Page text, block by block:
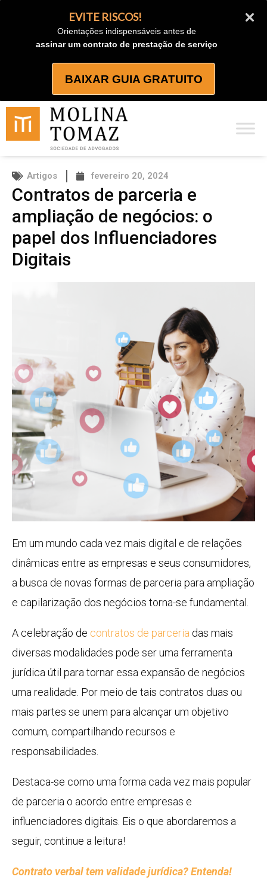
EVITE RISCOS!
Orientações indispensáveis antes de
assinar um contrato de prestação de serviço
BAIXAR GUIA GRATUITO
Artigos fevereiro 20, 2024
Contratos de parceria e
ampliação de negócios: o
papel dos Influenciadores
Digitais
Em um mundo cada vez mais digital e de relações
dinâmicas entre as empresas e seus consumidores,
a busca de novas formas de parceria para ampliação
e capilarização dos negócios torna-se fundamental.
A celebração de contratos de parceria das mais
diversas modalidades pode ser uma ferramenta
jurídica útil para tornar essa expansão de negócios
uma realidade. Por meio de tais contratos duas ou
mais partes se unem para alcançar um objetivo
comum, compartilhando recursos e
responsabilidades.
Destaca-se como uma forma cada vez mais popular
de parceria o acordo entre empresas e
influenciadores digitais. Eis o que abordaremos a
seguir, continue a leitura!
Contrato verbal tem validade jurídica? Entenda!